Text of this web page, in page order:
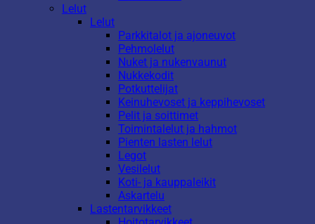
Lelut
Lelut
Parkkitalot ja ajoneuvot
Pehmolelut
Nuket ja nukenvaunut
Nukkekodit
Potkuttelijat
Keinuhevoset ja keppihevoset
Pelit ja soittimet
Toimintalelut ja hahmot
Pienten lasten lelut
Legot
Vesilelut
Koti- ja kauppaleikit
Askartelu
Lastentarvikkeet